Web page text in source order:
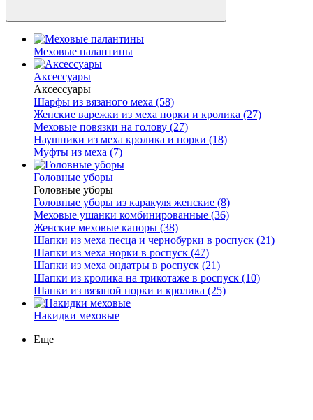
Меховые палантины
Аксессуары
Аксессуары
Шарфы из вязаного меха (58)
Женские варежки из меха норки и кролика (27)
Меховые повязки на голову (27)
Наушники из меха кролика и норки (18)
Муфты из меха (7)
Головные уборы
Головные уборы
Головные уборы из каракуля женские (8)
Меховые ушанки комбинированные (36)
Женские меховые капоры (38)
Шапки из меха песца и чернобурки в роспуск (21)
Шапки из меха норки в роспуск (47)
Шапки из меха ондатры в роспуск (21)
Шапки из кролика на трикотаже в роспуск (10)
Шапки из вязаной норки и кролика (25)
Накидки меховые
Еще